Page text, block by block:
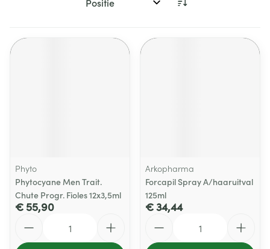
Sorteer op:
Phyto
Phytocyane Men Trait.
Chute Progr. Fioles 12x3,5ml
€ 55,90
Arkopharma
Forcapil Spray A/haaruitval
125ml
€ 34,44